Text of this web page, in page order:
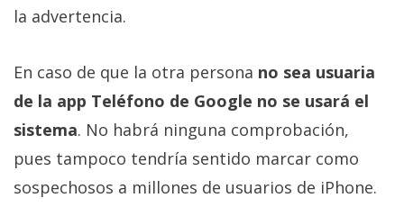
la advertencia.
En caso de que la otra persona no sea usuaria
de la app Teléfono de Google no se usará el
sistema. No habrá ninguna comprobación,
pues tampoco tendría sentido marcar como
sospechosos a millones de usuarios de iPhone.